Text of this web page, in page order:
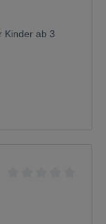
Kinder ab 3